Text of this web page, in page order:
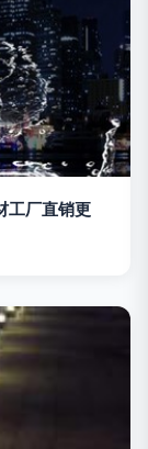
工厂直销更